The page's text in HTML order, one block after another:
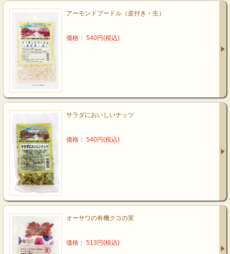
アーモンドプードル（皮付き・生）
価格： 540円(税込)
サラダにおいしいナッツ
価格： 540円(税込)
オーサワの有機クコの実
価格： 513円(税込)